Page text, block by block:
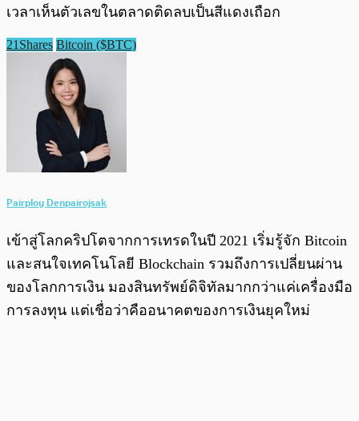
เวลาเห็นตัวเลขในตลาดติดลบเป็นสีแดงเถือก
21Shares Bitcoin ($BTC)
Pairploy Denpairojsak
เข้าสู่โลกคริปโตจากการเทรดในปี 2021 เริ่มรู้จัก Bitcoin
และสนใจเทคโนโลยี Blockchain รวมถึงการเปลี่ยนผ่าน
ของโลกการเงิน มองสินทรัพย์ดิจิทัลมากกว่าแค่เครื่องมือ
การลงทุน แต่เชื่อว่าคืออนาคตของการเงินยุคใหม่